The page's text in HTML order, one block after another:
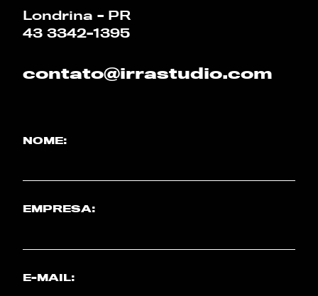
Londrina - PR
43 3342-1395
contato@irrastudio.com
NOME:
EMPRESA:
E-MAIL: